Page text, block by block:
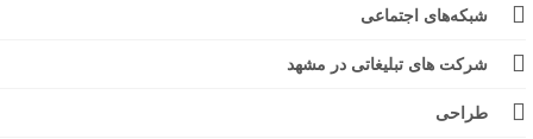
شبکه‌های اجتماعی
شرکت های تبلیغاتی در مشهد
طراحی